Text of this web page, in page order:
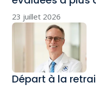
23 juillet 2026
Départ à la